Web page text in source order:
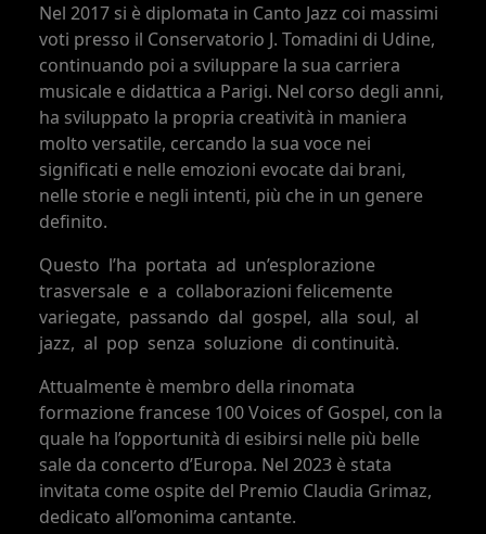
Nel 2017 si è diplomata in Canto Jazz coi massimi
voti presso il Conservatorio J. Tomadini di Udine,
continuando poi a sviluppare la sua carriera
musicale e didattica a Parigi. Nel corso degli anni,
ha sviluppato la propria creatività in maniera
molto versatile, cercando la sua voce nei
significati e nelle emozioni evocate dai brani,
nelle storie e negli intenti, più che in un genere ‭
‬definito. ‭
‬Questo ‭ ‬l’ha ‭ ‬portata ‭ ‬ad ‭ ‬un’esplorazione ‭
‬trasversale ‭ ‬e ‭ ‬a ‭ ‬collaborazioni felicemente ‭
‬variegate, ‭ ‬passando ‭ ‬dal ‭ ‬gospel, ‭ ‬alla ‭ ‬soul, ‭ ‬al ‭
‬jazz, ‭ ‬al ‭ ‬pop ‭ ‬senza ‭ ‬soluzione ‭ ‬di continuità.
Attualmente è membro della rinomata
formazione francese 100 Voices of Gospel, con la
quale ha l’opportunità di esibirsi nelle più belle
sale da concerto d’Europa. Nel 2023 è stata
invitata come ospite del Premio Claudia Grimaz,
dedicato all’omonima cantante.